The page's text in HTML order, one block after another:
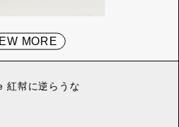
MORE
紅幇に逆らうな